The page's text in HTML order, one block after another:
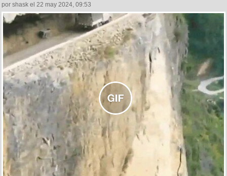
por shask el 22 may 2024, 09:53